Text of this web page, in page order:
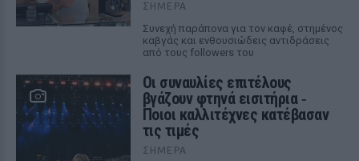
ΣΉΜΕΡΑ
Συνεχή παράπονα για τον καφέ, στημένος
καβγάς και ενθουσιώδεις αντιδράσεις
από τους followers του
Οι συναυλίες επιτέλους
βγάζουν φτηνά εισιτήρια ‑
Ποιοι καλλιτέχνες κατέβασαν
τις τιμές
ΣΉΜΕΡΑ